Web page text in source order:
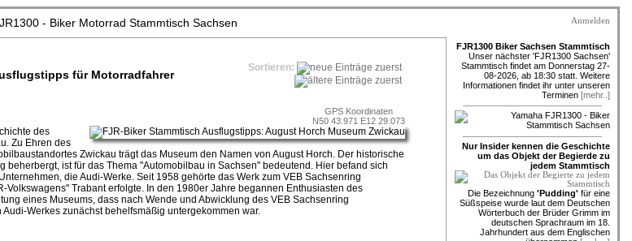
Anmelden
für Motorradfahrer
Sortieren:
GPS Koordinaten
N50 43.971 E12 29.073
des
Zu Ehren des
Zwickau trägt das Museum den Namen von August Horch. Der historische
ist für das Thema "Automobilbau in Sachsen" bedeutend. Hier befand sich
die Audi-Werke. Seit 1958 gehörte das Werk zum VEB Sachsenring
Volkswagens" Trabant erfolgte. In den 1980er Jahre begannen Enthusiasten des
eines Museums, dass nach Wende und Abwicklung des VEB Sachsenring
Werkes zunächst behelfsmäßig untergekommen war.
FJR1300 Biker Sachsen Stammtisch
Unser nächster 'FJR1300 Sachsen'
Stammtisch findet am Donnerstag 27-
08-2026, ab 18:30 statt. Weitere
Informationen findet ihr unter unseren
Terminen [mehr..]
Nur Insider kennen die Geschichte
um das Objekt der Begierde zu
jedem Stammtisch
Die Bezeichnung 'Pudding' für eine
Süßspeise wurde laut dem Deutschen
Wörterbuch der Brüder Grimm im
deutschen Sprachraum im 18.
Jahrhundert aus dem Englischen